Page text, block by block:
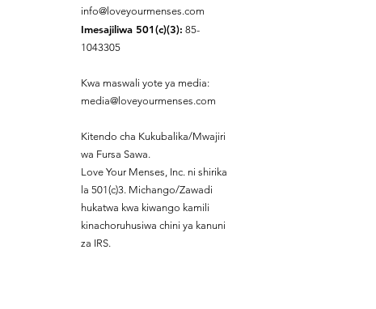
info@loveyourmenses.com
Imesajiliwa 501(c)(3): 85-
1043305
Kwa maswali yote ya media:
media@loveyourmenses.com
Kitendo cha Kukubalika/Mwajiri
wa Fursa Sawa.
Love Your Menses, Inc. ni shirika
la 501(c)3. Michango/Zawadi
hukatwa kwa kiwango kamili
kinachoruhusiwa chini ya kanuni
za IRS.